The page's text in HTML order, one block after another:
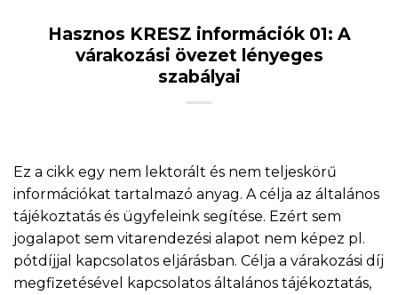
Hasznos KRESZ információk 01: A
várakozási övezet lényeges
szabályai
Ez a cikk egy nem lektorált és nem teljeskörű
információkat tartalmazó anyag. A célja az általános
tájékoztatás és ügyfeleink segítése. Ezért sem
jogalapot sem vitarendezési alapot nem képez pl.
pótdíjjal kapcsolatos eljárásban. Célja a várakozási díj
megfizetésével kapcsolatos általános tájékoztatás,